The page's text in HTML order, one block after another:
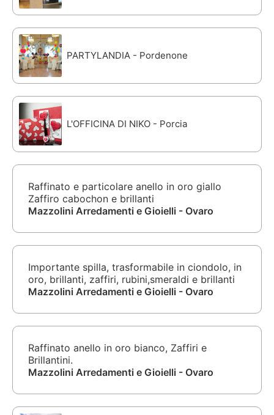
PARTYLANDIA - Pordenone
L'OFFICINA DI NIKO - Porcia
Raffinato e particolare anello in oro giallo
Zaffiro cabochon e brillanti
Mazzolini Arredamenti e Gioielli - Ovaro
Importante spilla, trasformabile in ciondolo, in
oro, brillanti, zaffiri, rubini,smeraldi e brillanti
Mazzolini Arredamenti e Gioielli - Ovaro
Raffinato anello in oro bianco, Zaffiri e
Brillantini.
Mazzolini Arredamenti e Gioielli - Ovaro